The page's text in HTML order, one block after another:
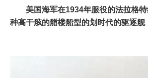
美国海军在1934年服役的法拉格
种高干舷的艏楼船型的划时代的驱逐舰